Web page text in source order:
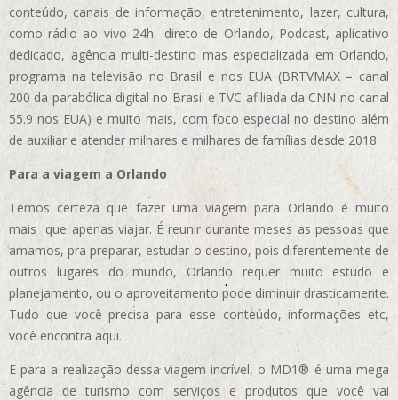
conteúdo, canais de informação, entretenimento, lazer, cultura,
como rádio ao vivo 24h direto de Orlando, Podcast, aplicativo
dedicado, agência multi-destino mas especializada em Orlando,
programa na televisão no Brasil e nos EUA (BRTVMAX – canal
200 da parabólica digital no Brasil e TVC afiliada da CNN no canal
55.9 nos EUA) e muito mais, com foco especial no destino além
de auxiliar e atender milhares e milhares de famílias desde 2018.
Para a viagem a Orlando
Temos certeza que fazer uma viagem para Orlando é muito
mais que apenas viajar. É reunir durante meses as pessoas que
amamos, pra preparar, estudar o destino, pois diferentemente de
outros lugares do mundo, Orlando requer muito estudo e
planejamento, ou o aproveitamento pode diminuir drasticamente.
Tudo que você precisa para esse conteúdo, informações etc,
você encontra aqui.
E para a realização dessa viagem incrível, o MD1® é uma mega
agência de turismo com serviços e produtos que você vai